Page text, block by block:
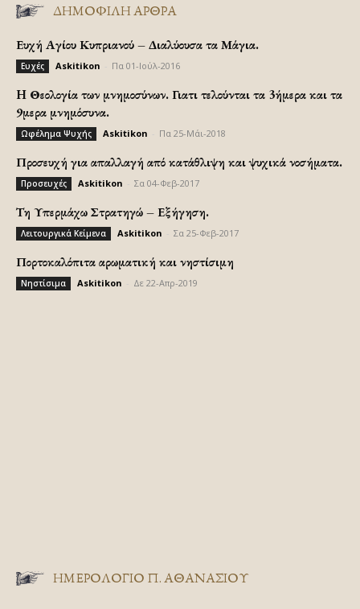
ΔΗΜΟΦΙΛΗ ΑΡΘΡΑ
Ευχή Αγίου Κυπριανού – Διαλύουσα τα Μάγια.
Ευχές Askitikon Πα 01-Ιούλ-2016
H Θεολογία των μνημοσύνων. Γιατι τελούνται τα 3ήμερα και τα
9μερα μνημόσυνα.
Ωφέλημα Ψυχής Askitikon Πα 25-Μάι-2018
Προσευχή για απαλλαγή από κατάθλιψη και ψυχικά νοσήματα.
Προσευχές Askitikon Σα 04-Φεβ-2017
Τη Υπερμάχω Στρατηγώ – Εξήγηση.
Λειτουργικά Κείμενα Askitikon Σα 25-Φεβ-2017
Πορτοκαλόπιτα αρωματική και νηστίσιμη
Νηστίσιμα Askitikon Δε 22-Απρ-2019
ΗΜΕΡΟΛΟΓΙΟ Π. ΑΘΑΝΑΣΙΟΥ